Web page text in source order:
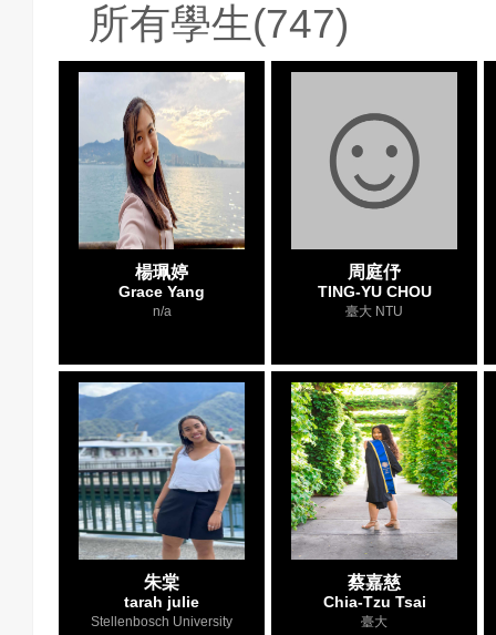
所有學生(747)
楊珮婷
Grace Yang
n/a
周庭伃
TING-YU CHOU
臺大 NTU
朱棠
tarah julie
Stellenbosch University
蔡嘉慈
Chia-Tzu Tsai
臺大